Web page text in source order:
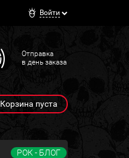
Войти
Отправка
в день заказа
Корзина пуста
РОК - БЛОГ